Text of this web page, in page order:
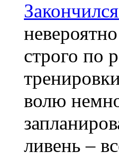
строго по
волю
ливень –